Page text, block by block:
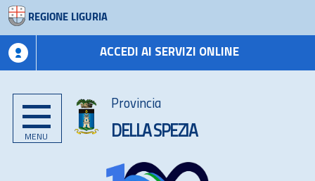
REGIONE LIGURIA
ACCEDI AI SERVIZI ONLINE
MENU
Provincia
DELLA SPEZIA